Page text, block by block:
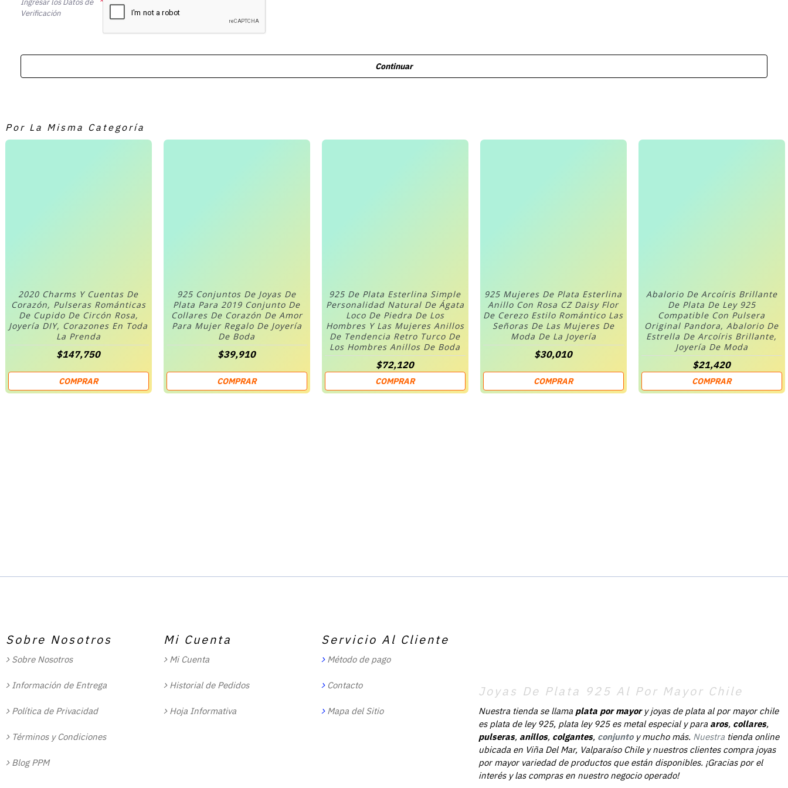
Ingresar los Datos de
Verificación
Continuar
Por La Misma Categoría
2020 Charms Y Cuentas De
Corazón, Pulseras Románticas
De Cupido De Circón Rosa,
Joyería DIY, Corazones En Toda
La Prenda
$147,750
COMPRAR
925 Conjuntos De Joyas De
Plata Para 2019 Conjunto De
Collares De Corazón De Amor
Para Mujer Regalo De Joyería
De Boda
$39,910
COMPRAR
925 De Plata Esterlina Simple
Personalidad Natural De Ágata
Loco De Piedra De Los
Hombres Y Las Mujeres Anillos
De Tendencia Retro Turco De
Los Hombres Anillos De Boda
$72,120
COMPRAR
925 Mujeres De Plata Esterlina
Anillo Con Rosa CZ Daisy Flor
De Cerezo Estilo Romántico Las
Señoras De Las Mujeres De
Moda De La Joyería
$30,010
COMPRAR
Abalorio De Arcoíris Brillante
De Plata De Ley 925
Compatible Con Pulsera
Original Pandora, Abalorio De
Estrella De Arcoíris Brillante,
Joyería De Moda
$21,420
COMPRAR
Sobre Nosotros
Sobre Nosotros
Información de Entrega
Política de Privacidad
Términos y Condiciones
Blog PPM
Mi Cuenta
Mi Cuenta
Historial de Pedidos
Hoja Informativa
Servicio Al Cliente
Método de pago
Contacto
Mapa del Sitio
Joyas De Plata 925 Al Por Mayor Chile
Nuestra tienda se llama plata por mayory joyas de plata al por mayor chile
es plata de ley 925, plata ley 925 es metal especial y para aros, collares,
pulseras, anillos, colgantes, conjunto y mucho más. Nuestra tienda online
ubicada en Viña Del Mar, Valparaíso Chile y nuestros clientes compra joyas
por mayor variedad de productos que están disponibles. ¡Gracias por el
interés y las compras en nuestro negocio operado!